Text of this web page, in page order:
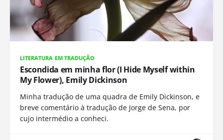
LITERATURA EM TRADUÇÃO
Escondida em minha flor (I Hide Myself within
My Flower), Emily Dickinson
Minha tradução de uma quadra de Emily Dickinson, e
breve comentário à tradução de Jorge de Sena, por
cujo intermédio a conheci.